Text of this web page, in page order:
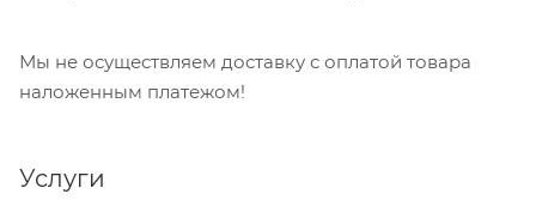
Мы не осуществляем доставку с оплатой товара
наложенным платежом!
Услуги